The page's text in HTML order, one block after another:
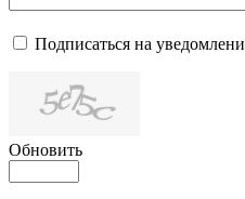
Подписаться на
Обновить